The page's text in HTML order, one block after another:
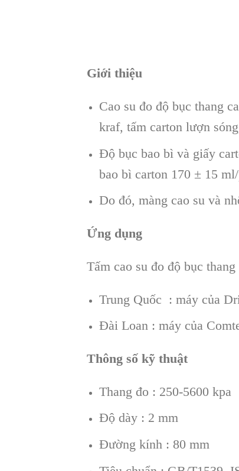
Giới thiệu
Cao su đo độ bục thang
kraf, tấm carton lượn
Độ bục bao bì và giấy
bao bì carton 170 ± 15
Do đó, màng cao su và
Ứng dụng
Tấm cao su đo độ bục
Trung Quốc : máy của
Đài Loan : máy của
Thông số kỹ thuật
Thang đo : 250-5600 kpa
Độ dày : 2 mm
Đường kính : 80 mm